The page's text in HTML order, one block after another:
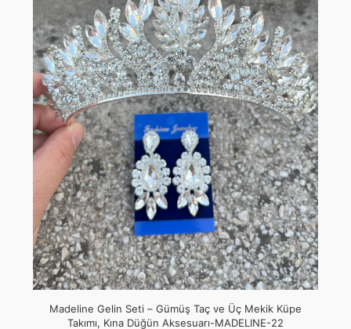
Madeline Gelin Seti – Gümüş Taç ve Üç Mekik Küpe
Takımı, Kına Düğün Aksesuarı-MADELINE-22